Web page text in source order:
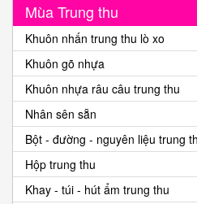
Mùa Trung thu
Khuôn nhấn trung thu lò xo
Khuôn gõ nhựa
Khuôn nhựa râu câu trung thu
Nhân sên sẵn
Bột - đường - nguyên liệu trung
Hộp trung thu
Khay - túi - hút ẩm trung thu